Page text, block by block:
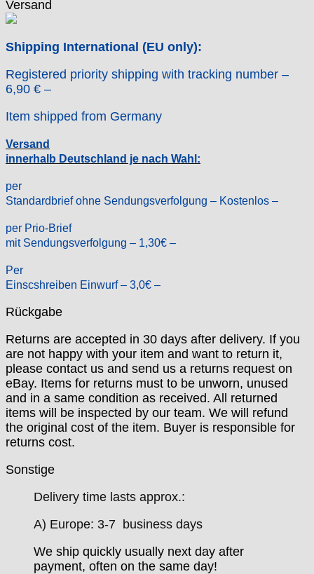
Jean Brun
KF Grana
Kaiser
Kienzle
Lorsa
MSR
MST Roamer
Otero
Peseux
PUW
Tissot
Unitas
Versand
Shipping International (EU only):
Registered priority shipping with tracking number –
6,90 € –
Item shipped from Germany
Versand
innerhalb Deutschland je nach Wahl:
per
Standardbrief ohne Sendungsverfolgung – Kostenlos –
per Prio-Brief
mit Sendungsverfolgung – 1,30€ –
Per
Einscshreiben Einwurf – 3,0€ –
Rückgabe
Returns are accepted in 30 days after delivery. If you
are not happy with your item and want to return it,
please contact us and send us a returns request on
eBay. Items for returns must to be unworn, unused
and in a same condition as received. All returned
items will be inspected by our team. We will refund
the original cost of the item. Buyer is responsible for
returns cost.
Sonstige
Delivery time lasts approx.:
A) Europe: 3-7 business days
We ship quickly usually next day after
payment, often on the same day!